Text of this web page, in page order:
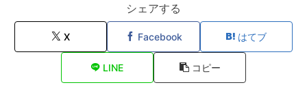
シェアする
X Facebook はてブ
LINE コピー